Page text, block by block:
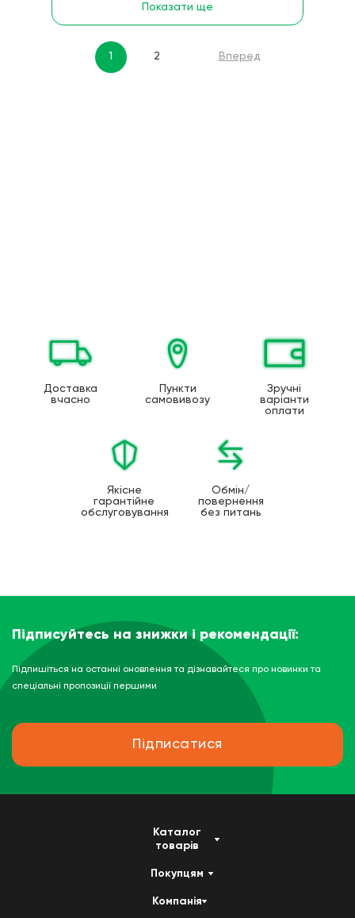
Показати ще
1 2 Вперед
Доставка
вчасно
Пункти
самовивозу
Зручні
варіанти
оплати
Якісне
гарантійне
обслуговування
Обмін/
повернення
без питань
Підписуйтесь на знижки і рекомендації:
Підпишіться на останні оновлення та дізнавайтеся про новинки та
спеціальні пропозиції першими
Підписатися
Каталог
товарів
Покупцям
Компанія